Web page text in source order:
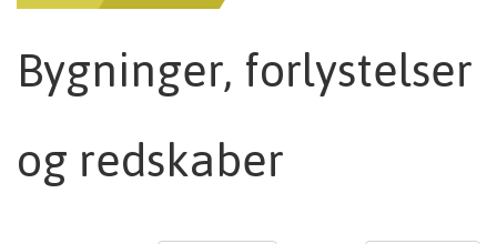
Bygninger, forlystelser
og redskaber